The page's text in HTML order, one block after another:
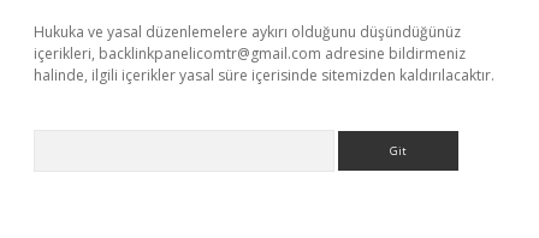
Hukuka ve yasal düzenlemelere aykırı olduğunu düşündüğünüz
içerikleri, backlinkpanelicomtr@gmail.com adresine bildirmeniz
halinde, ilgili içerikler yasal süre içerisinde sitemizden kaldırılacaktır.